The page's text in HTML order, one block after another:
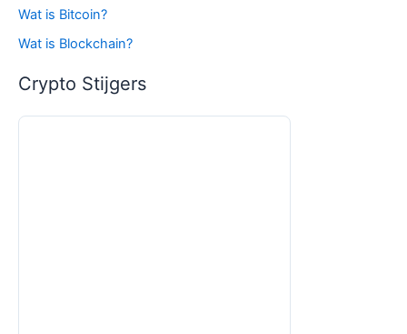
Wat is Bitcoin?
Wat is Blockchain?
Crypto Stijgers